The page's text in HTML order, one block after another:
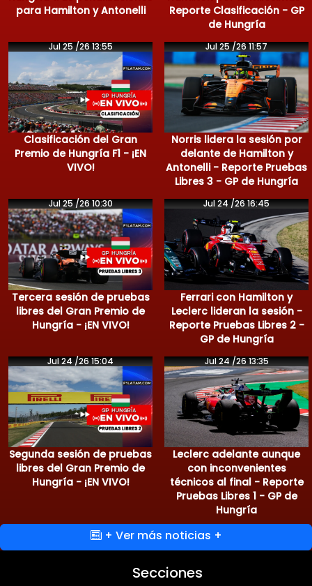
para Hamilton y Antonelli
Reporte Clasificación - GP
de Hungría
Jul 25 /26 13:55
Clasificación del Gran
Premio de Hungría F1 - ¡EN
VIVO!
Jul 25 /26 11:57
Norris lidera la sesión por
delante de Hamilton y
Antonelli - Reporte Pruebas
Libres 3 - GP de Hungría
Jul 25 /26 10:30
Tercera sesión de pruebas
libres del Gran Premio de
Hungría - ¡EN VIVO!
Jul 24 /26 16:45
Ferrari con Hamilton y
Leclerc lideran la sesión -
Reporte Pruebas Libres 2 -
GP de Hungría
Jul 24 /26 15:04
Segunda sesión de pruebas
libres del Gran Premio de
Hungría - ¡EN VIVO!
Jul 24 /26 13:35
Leclerc adelante aunque
con inconvenientes
técnicos al final - Reporte
Pruebas Libres 1 - GP de
Hungría
+ Ver más noticias +
Secciones